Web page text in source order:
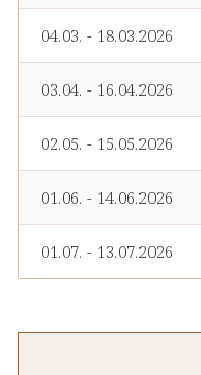
04.03. - 18.03.2026
03.04. - 16.04.2026
02.05. - 15.05.2026
01.06. - 14.06.2026
01.07. - 13.07.2026